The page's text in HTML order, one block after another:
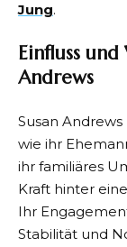
Jung.
Einfluss
Andrews
Susan
wie ihr
ihr familiäres
Kraft hinter
Ihr
Stabilität und